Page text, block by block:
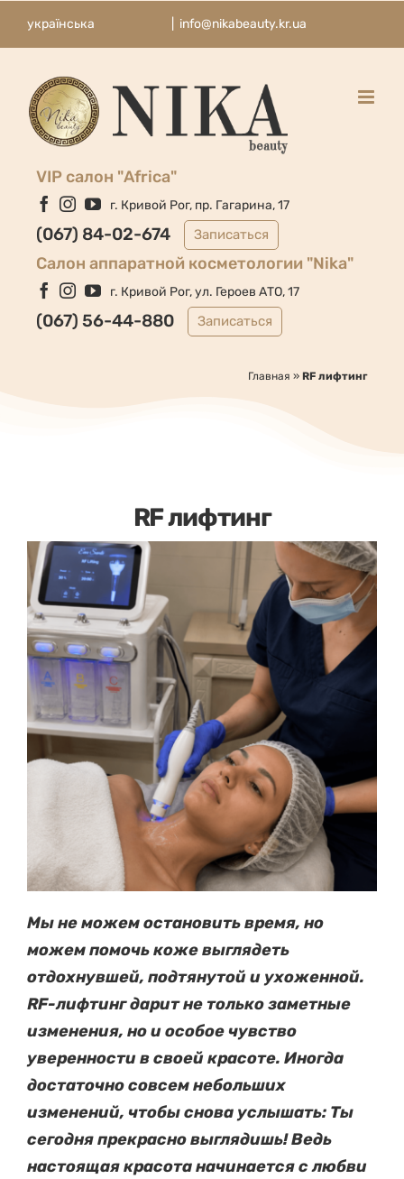
українська info@nikabeauty.kr.ua
VIP салон "Africa"
Facebook
Instagram
YouTube
г. Кривой Рог, пр. Гагарина, 17
(067) 84-02-674 Записаться
Cалон аппаратной косметологии "Nika"
Facebook
Instagram
YouTube
г. Кривой Рог, ул. Героев АТО, 17
(067) 56-44-880 Записаться
Главная » RF лифтинг
RF лифтинг
Мы не можем остановить время, но
можем помочь коже выглядеть
отдохнувшей, подтянутой и ухоженной.
RF-лифтинг дарит не только заметные
изменения, но и особое чувство
уверенности в своей красоте. Иногда
достаточно совсем небольших
изменений, чтобы снова услышать: Ты
сегодня прекрасно выглядишь! Ведь
настоящая красота начинается с любви